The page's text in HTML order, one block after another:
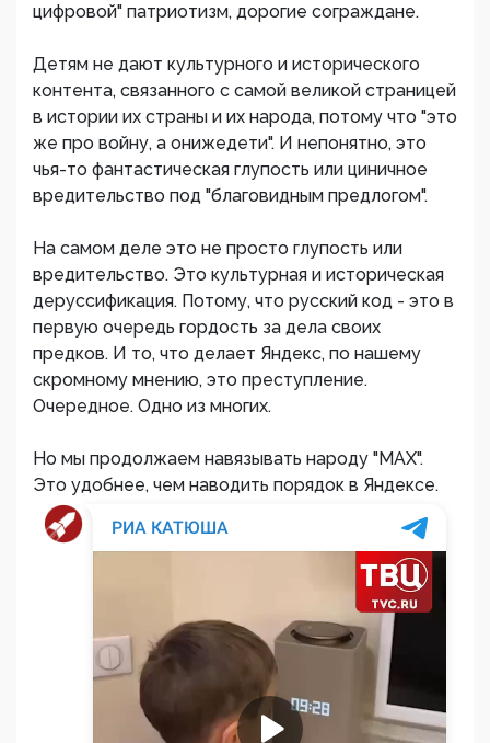
цифровой" патриотизм, дорогие сограждане.
Детям не дают культурного и исторического
контента, связанного с самой великой страницей
в истории их страны и их народа, потому что "это
же про войну, а онижедети". И непонятно, это
чья-то фантастическая глупость или циничное
вредительство под "благовидным предлогом".
На самом деле это не просто глупость или
вредительство. Это культурная и историческая
деруссификация. Потому, что русский код - это в
первую очередь гордость за дела своих
предков. И то, что делает Яндекс, по нашему
скромному мнению, это преступление.
Очередное. Одно из многих.
Но мы продолжаем навязывать народу "МАХ".
Это удобнее, чем наводить порядок в Яндексе.